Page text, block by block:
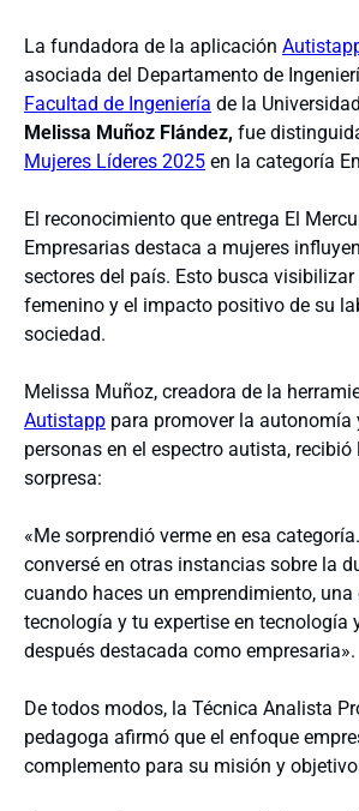
La fundadora de la aplicación
asociada del Departamento de
Facultad de Ingeniería de la
Melissa Muñoz Flández, fue
Mujeres Líderes 2025 en la categoría
El reconocimiento que entrega El
Empresarias destaca a mujeres
sectores del país. Esto busca
femenino y el impacto positivo de su
sociedad.
Melissa Muñoz, creadora de la
Autistapp para promover la autonomía
personas en el espectro autista,
sorpresa:
«Me sorprendió verme en esa
conversé en otras instancias sobre la
cuando haces un emprendimiento, una
tecnología y tu expertise en tecnología
después destacada como empresaria».
De todos modos, la Técnica Analista
pedagoga afirmó que el enfoque
complemento para su misión y